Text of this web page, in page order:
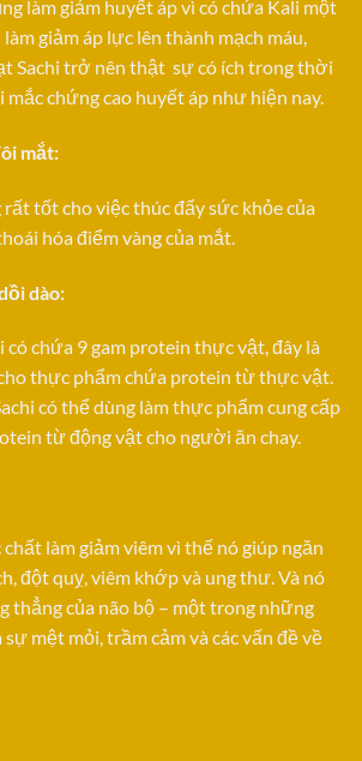
làm giảm huyết áp vì có chứa Kali một
giảm áp lực lên thành mạch máu,
Sachi trở nên thật sự có ích trong thời
chứng cao huyết áp như hiện nay.
mắt:
rất tốt cho việc thúc đẩy sức khỏe của
hóa điểm vàng của mắt.
dào:
có chứa 9 gam protein thực vật, đây là
thực phẩm chứa protein từ thực vật.
có thể dùng làm thực phẩm cung cấp
từ động vật cho người ăn chay.
chất làm giảm viêm vì thế nó giúp ngăn
đột quỵ, viêm khớp và ung thư. Và nó
thẳng của não bộ – một trong những
sự mệt mỏi, trầm cảm và các vấn đề về